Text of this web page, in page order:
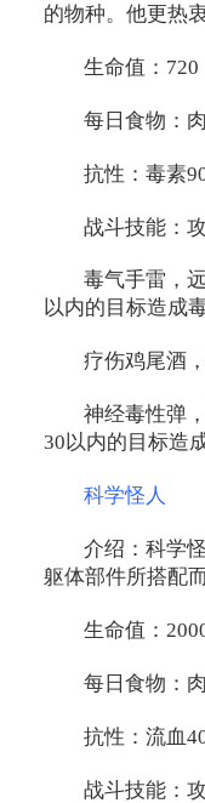
的物种。他更热
生命值：720
每日食物：
抗性：毒素
战斗技能：
毒气手雷，
以内的目标造成
疗伤鸡尾酒
神经毒性弹
30以内的目标造
科学怪人
介绍：科学
躯体部件所搭配而
生命值：
每日食物：
抗性：流血
战斗技能：